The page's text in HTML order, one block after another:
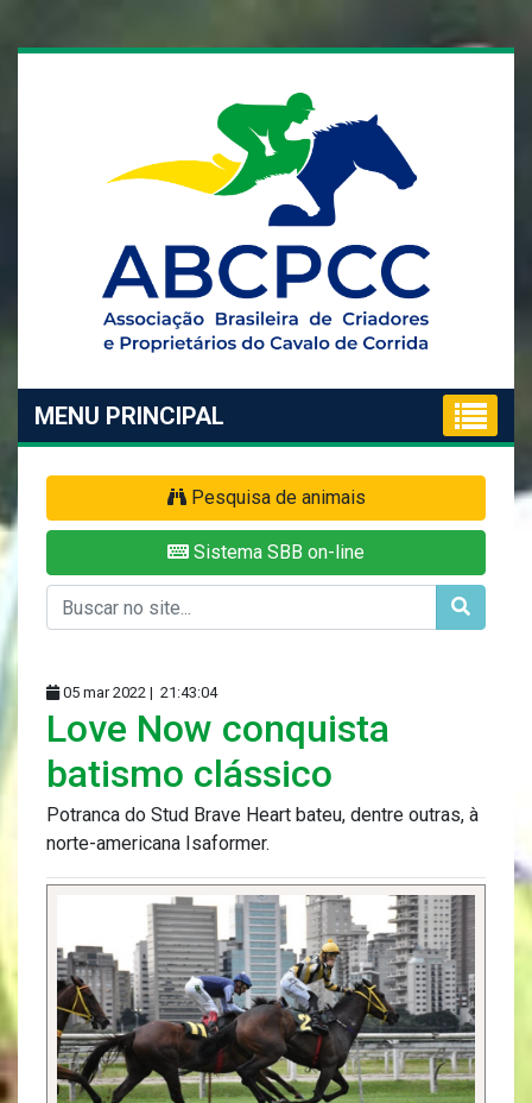
MENU PRINCIPAL
Pesquisa de animais
Sistema SBB on-line
05 mar 2022 | 21:43:04
Love Now conquista
batismo clássico
Potranca do Stud Brave Heart bateu, dentre outras, à
norte-americana Isaformer.